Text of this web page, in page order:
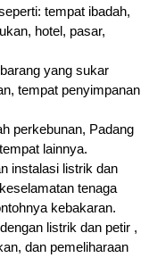
tempat ibadah,
hotel, pasar,
yang sukar
tempat penyimpanan
perkebunan, Padang
lainnya.
instalasi listrik dan
tenaga
kebakaran.
listrik dan petir ,
dan pemeliharaan